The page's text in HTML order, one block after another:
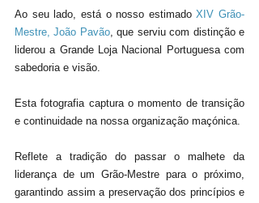
Ao seu lado, está o nosso estimado XIV Grão-
Mestre, João Pavão, que serviu com distinção e
liderou a Grande Loja Nacional Portuguesa com
sabedoria e visão.
Esta fotografia captura o momento de transição
e continuidade na nossa organização maçónica.
Reflete a tradição do passar o malhete da
liderança de um Grão-Mestre para o próximo,
garantindo assim a preservação dos princípios e